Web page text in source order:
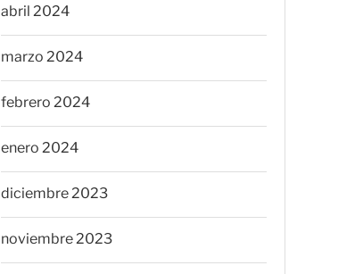
abril 2024
marzo 2024
febrero 2024
enero 2024
diciembre 2023
noviembre 2023